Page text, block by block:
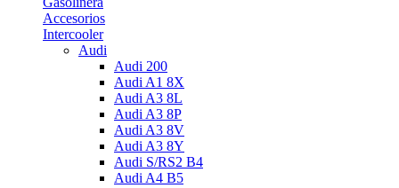
Accesorios
Intercooler
Audi
Audi 200
Audi A1 8X
Audi A3 8L
Audi A3 8P
Audi A3 8V
Audi A3 8Y
Audi S/RS2 B4
Audi A4 B5